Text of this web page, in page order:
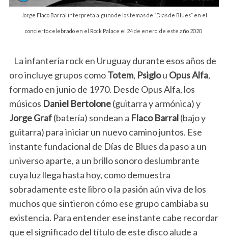
Jorge Flaco Barral interpreta alguno de los temas de “Dias de Blues” en el
concierto celebrado en el Rock Palace el 24 de enero de este año 2020
La infantería rock en Uruguay durante esos años de
oro incluye grupos comoTotem, Psiglou Opus Alfa,
formado en junio de 1970. Desde Opus Alfa, los
músicos Daniel Bertolone(guitarra y armónica) y
Jorge Graf(batería) sondean a Flaco Barral(bajo y
guitarra) para iniciar un nuevo camino juntos. Ese
instante fundacional de Días de Blues da paso a un
universo aparte, a un brillo sonoro deslumbrante
cuya luz llega hasta hoy, como demuestra
sobradamente este libro o la pasión aún viva de los
muchos que sintieron cómo ese grupo cambiaba su
existencia. Para entender ese instante cabe recordar
que el significado del título de este disco alude a